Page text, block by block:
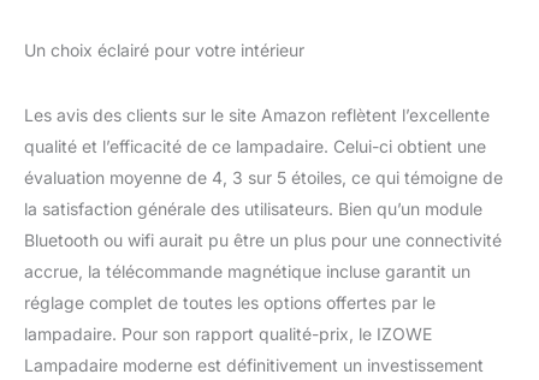
excellent moyen de dormir
l'argent sur votre facture
d'électricité, n'est-ce pas ?
une fonction de mémoire
de lumière, la prochaine fois
que vous l'allumez
restaurera les paramètres
intelligente pour faciliter
votre vie. Facile à
contrôler:Lampadaire
Un choix éclairé pour votre intérieur
Les avis des clients sur le site Amazon reflètent l’excellente
qualité et l’efficacité de ce lampadaire. Celui-ci obtient une
évaluation moyenne de 4, 3 sur 5 étoiles, ce qui témoigne de
la satisfaction générale des utilisateurs. Bien qu’un module
Bluetooth ou wifi aurait pu être un plus pour une connectivité
accrue, la télécommande magnétique incluse garantit un
réglage complet de toutes les options offertes par le
lampadaire. Pour son rapport qualité-prix, le IZOWE
Lampadaire moderne est définitivement un investissement